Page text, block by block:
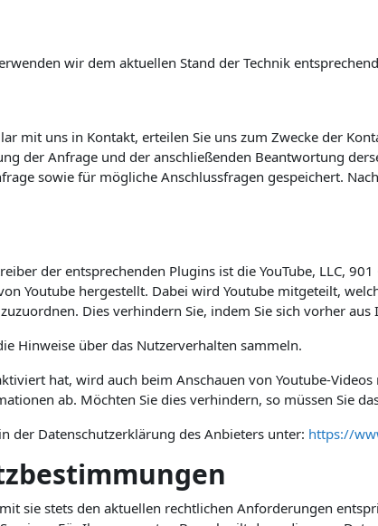
wir dem aktuellen Stand der Technik
mit uns in Kontakt, erteilen Sie uns zum Zwecke der
der Anfrage und der anschließenden Beantwortung
sowie für mögliche Anschlussfragen gespeichert.
der entsprechenden Plugins ist die YouTube, LLC,
Youtube hergestellt. Dabei wird Youtube mitgeteilt,
Dies verhindern Sie, indem Sie sich vorher aus
Hinweise über das Nutzerverhalten sammeln.
hat, wird auch beim Anschauen von Youtube-
ab. Möchten Sie dies verhindern, so müssen Sie
der Datenschutzerklärung des Anbieters unter: https://
sie stets den aktuellen rechtlichen Anforderungen